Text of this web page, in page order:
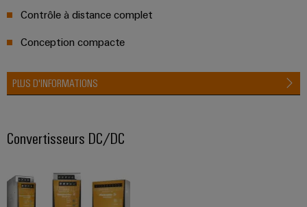
Contrôle à distance complet
Conception compacte
PLUS D'INFORMATIONS
Convertisseurs DC/DC